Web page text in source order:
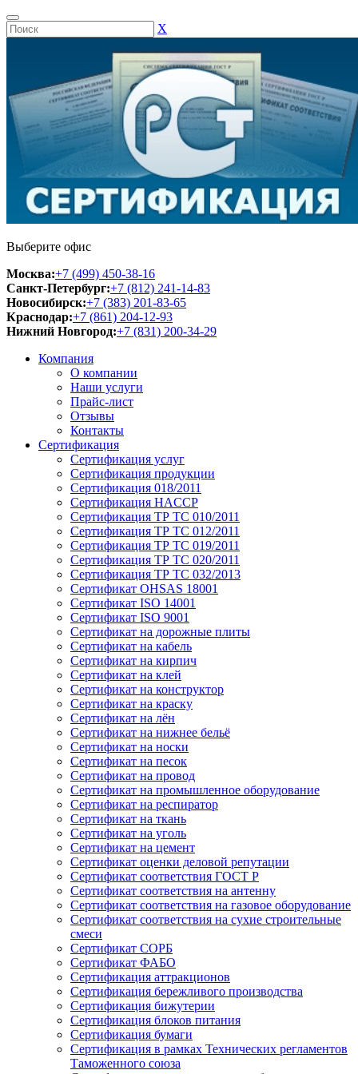
Х
Выберите офис
Москва:+7 (499) 450-38-16
Санкт-Петербург:+7 (812) 241-14-83
Новосибирск:+7 (383) 201-83-65
Краснодар:+7 (861) 204-12-93
Нижний Новгород:+7 (831) 200-34-29
Компания
О компании
Наши услуги
Прайс-лист
Отзывы
Контакты
Сертификация
Сертификация услуг
Сертификация продукции
Сертификация 018/2011
Сертификация HACCP
Сертификация ТР ТС 010/2011
Сертификация ТР ТС 012/2011
Сертификация ТР ТС 019/2011
Сертификация ТР ТС 020/2011
Сертификация ТР ТС 032/2013
Сертификат OHSAS 18001
Сертификат ISO 14001
Сертификат ISO 9001
Сертификат на дорожные плиты
Сертификат на кабель
Сертификат на кирпич
Сертификат на клей
Сертификат на конструктор
Сертификат на краску
Сертификат на лён
Сертификат на нижнее бельё
Сертификат на носки
Сертификат на песок
Сертификат на провод
Сертификат на промышленное оборудование
Сертификат на респиратор
Сертификат на ткань
Сертификат на уголь
Сертификат на цемент
Сертификат оценки деловой репутации
Сертификат соответствия ГОСТ Р
Сертификат соответствия на антенну
Сертификат соответствия на газовое оборудование
Сертификат соответствия на сухие строительные
смеси
Сертификат СОРБ
Сертификат ФАБО
Сертификация аттракционов
Сертификация бережливого производства
Сертификация бижутерии
Сертификация блоков питания
Сертификация бумаги
Сертификация в рамках Технических регламентов
Таможенного союза